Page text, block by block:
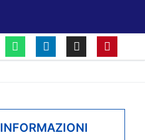
INFORMAZIONI